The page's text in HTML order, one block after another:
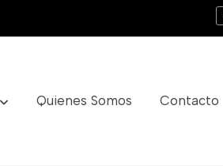
Quienes Somos Contacto